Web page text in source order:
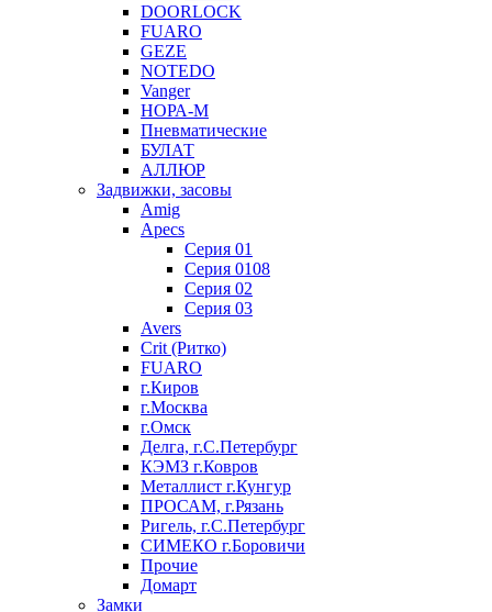
DOORLOCK
FUARO
GEZE
NOTEDO
Vanger
НОРА-М
Пневматические
БУЛАТ
АЛЛЮР
Задвижки, засовы
Amig
Apecs
Серия 01
Серия 0108
Серия 02
Серия 03
Avers
Crit (Ритко)
FUARO
г.Киров
г.Москва
г.Омск
Делга, г.С.Петербург
КЭМЗ г.Ковров
Металлист г.Кунгур
ПРОСАМ, г.Рязань
Ригель, г.С.Петербург
СИМЕКО г.Боровичи
Прочие
Домарт
Замки